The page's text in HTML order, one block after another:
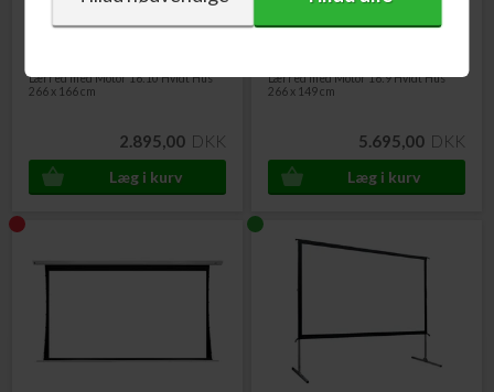
Lærred med Motor 16:10 Hvidt Hus
266 x 166 cm
2.895,00 DKK
Lærred med Motor 16:9 Hvidt Hus
266 x 149 cm
5.695,00 DKK